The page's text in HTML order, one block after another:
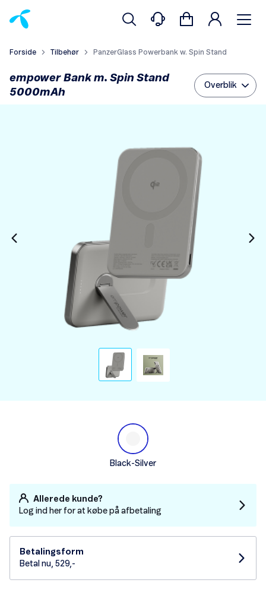
Forside Tilbehør PanzerGlass Powerbank w. Spin Stand
empower Bank m. Spin Stand
5000mAh
Overblik
Black-Silver
Allerede kunde?
Log ind her for at købe på afbetaling
Betalingsform
Betal nu, 529,-